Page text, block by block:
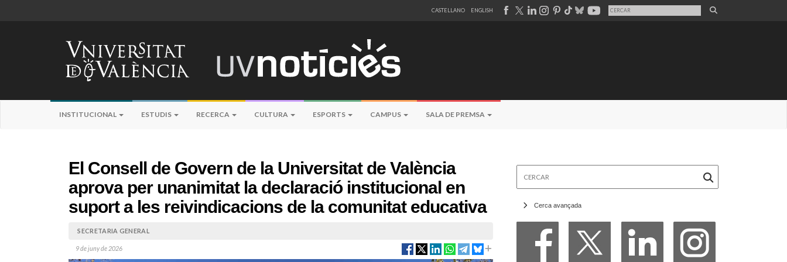
CASTELLANO ENGLISH
INSTITUCIONAL ESTUDIS RECERCA CULTURA ESPORTS CAMPUS SALA DE PREMSA
El Consell de Govern de la Universitat de València
aprova per unanimitat la declaració institucional en
suport a les reivindicacions de la comunitat educativa
SECRETARIA GENERAL
9 de juny de 2026
Cerca avançada